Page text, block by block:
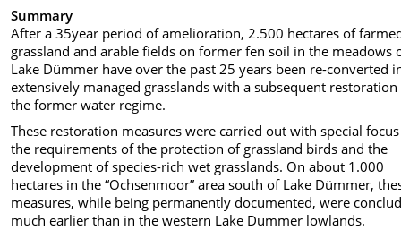
Summary
After a 35year period of amelioration, 2.500 hectares of
grassland and arable fields on former fen soil in the meadows
Lake Dümmer have over the past 25 years been re-converted
extensively managed grasslands with a subsequent
the former water regime.
These restoration measures were carried out with special
the requirements of the protection of grassland birds and the
development of species-rich wet grasslands. On about 1.000
hectares in the “Ochsenmoor” area south of Lake Dümmer,
measures, while being permanently documented, were
much earlier than in the western Lake Dümmer lowlands.